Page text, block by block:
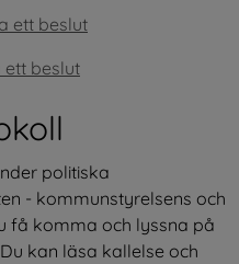
ett beslut
beslut
politiska
- kommunstyrelsens och
få komma och lyssna på
kan läsa kallelse och